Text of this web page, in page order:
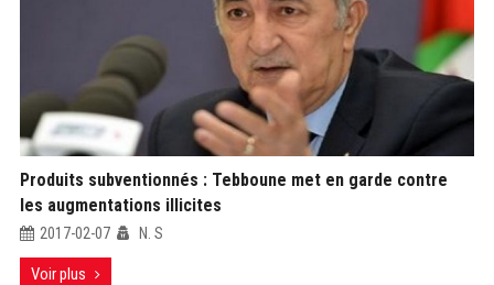
Produits subventionnés : Tebboune met en garde contre
les augmentations illicites
2017-02-07 N. S
Voir plus